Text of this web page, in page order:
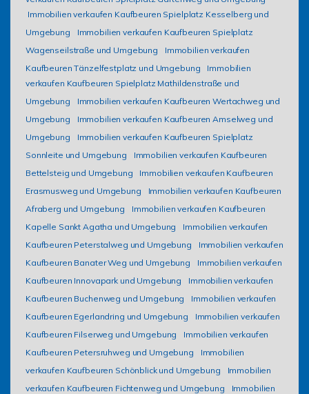
Immobilien verkaufen Kaufbeuren Spielplatz Kesselberg und
Umgebung
Immobilien verkaufen Kaufbeuren Spielplatz
Wagenseilstraße und Umgebung
Immobilien verkaufen
Kaufbeuren Tänzelfestplatz und Umgebung
Immobilien
verkaufen Kaufbeuren Spielplatz Mathildenstraße und
Umgebung
Immobilien verkaufen Kaufbeuren Wertachweg und
Umgebung
Immobilien verkaufen Kaufbeuren Amselweg und
Umgebung
Immobilien verkaufen Kaufbeuren Spielplatz
Sonnleite und Umgebung
Immobilien verkaufen Kaufbeuren
Bettelsteig und Umgebung
Immobilien verkaufen Kaufbeuren
Erasmusweg und Umgebung
Immobilien verkaufen Kaufbeuren
Afraberg und Umgebung
Immobilien verkaufen Kaufbeuren
Kapelle Sankt Agatha und Umgebung
Immobilien verkaufen
Kaufbeuren Peterstalweg und Umgebung
Immobilien verkaufen
Kaufbeuren Banater Weg und Umgebung
Immobilien verkaufen
Kaufbeuren Innovapark und Umgebung
Immobilien verkaufen
Kaufbeuren Buchenweg und Umgebung
Immobilien verkaufen
Kaufbeuren Egerlandring und Umgebung
Immobilien verkaufen
Kaufbeuren Filserweg und Umgebung
Immobilien verkaufen
Kaufbeuren Petersruhweg und Umgebung
Immobilien
verkaufen Kaufbeuren Schönblick und Umgebung
Immobilien
verkaufen Kaufbeuren Fichtenweg und Umgebung
Immobilien